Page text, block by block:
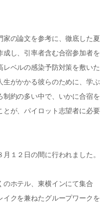
の論文を参考に、徹底した夏
し、引率者含む合宿参加者を
ベルの感染予防対策を敷いた
生がかかる彼らのために、学ぶ
制約の多い中で、いかに合宿を
とが、パイロット志望者に必要
１２日の間に行われました。
ホテル、東横インにて集合
イクを兼ねたグループワークを